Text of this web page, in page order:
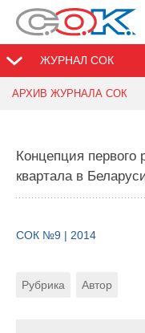
ЖУРНАЛ СОК
АРХИВ ЖУРНАЛА СОК
Концепция первого
квартала в
СОК №9 | 2014
Рубрика Автор
СОК №9 | 2014
Рубрика Тэги
За последние